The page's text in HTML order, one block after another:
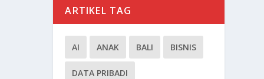
ARTIKEL TAG
AI ANAK BALI BISNIS
DATA PRIBADI